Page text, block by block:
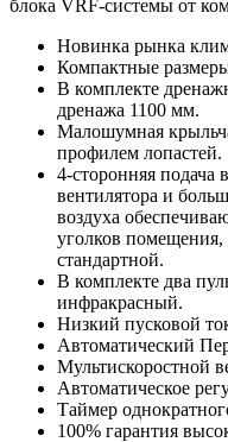
блока VRF-системы от
Новинка рынка
Компактные
В комплекте
дренажа 1100 мм.
Малошумная
профилем лопастей.
4-сторонняя подача
вентилятора и
воздуха
уголков помещения,
стандартной.
В комплекте два
инфракрасный.
Низкий пусковой
Автоматический
Мультискоростной
Автоматическое
Таймер
100% гарантия